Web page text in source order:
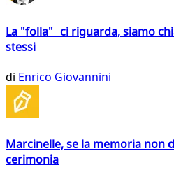
La "folla" ci riguarda, siamo
stessi
di Enrico Giovannini
Marcinelle, se la memoria non
cerimonia